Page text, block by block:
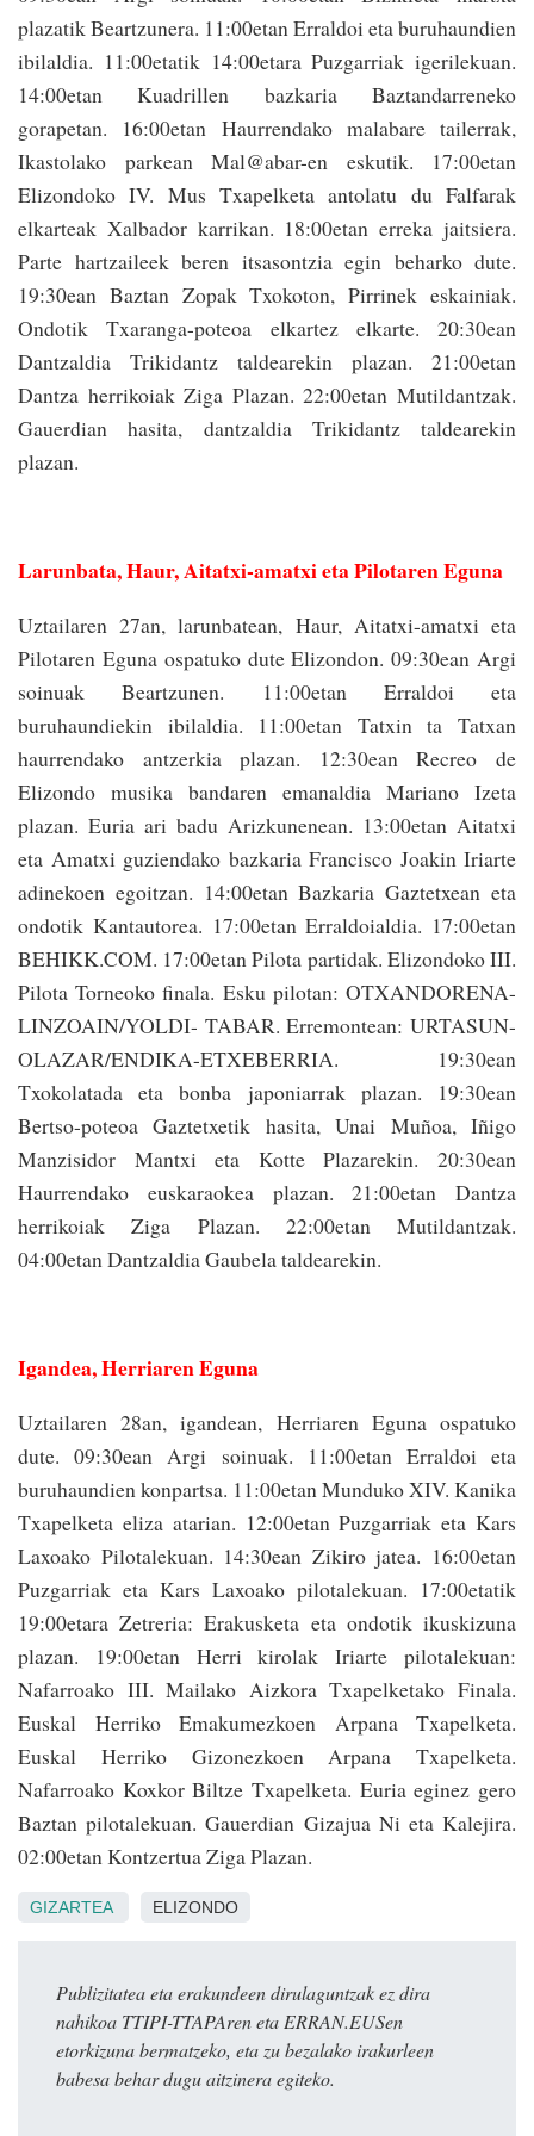
plazatik Beartzunera. 11:00etan Erraldoi eta buruhaundien
ibilaldia. 11:00etatik 14:00etara Puzgarriak igerilekuan.
14:00etan Kuadrillen bazkaria Baztandarreneko
gorapetan. 16:00etan Haurrendako malabare tailerrak,
Ikastolako parkean Mal@abar-en eskutik. 17:00etan
Elizondoko IV. Mus Txapelketa antolatu du Falfarak
elkarteak Xalbador karrikan. 18:00etan erreka jaitsiera.
Parte hartzaileek beren itsasontzia egin beharko dute.
19:30ean Baztan Zopak Txokoton, Pirrinek eskainiak.
Ondotik Txaranga-poteoa elkartez elkarte. 20:30ean
Dantzaldia Trikidantz taldearekin plazan. 21:00etan
Dantza herrikoiak Ziga Plazan. 22:00etan Mutildantzak.
Gauerdian hasita, dantzaldia Trikidantz taldearekin
plazan.
Larunbata, Haur, Aitatxi-amatxi eta Pilotaren Eguna
Uztailaren 27an, larunbatean, Haur, Aitatxi-amatxi eta
Pilotaren Eguna ospatuko dute Elizondon. 09:30ean Argi
soinuak Beartzunen. 11:00etan Erraldoi eta
buruhaundiekin ibilaldia. 11:00etan Tatxin ta Tatxan
haurrendako antzerkia plazan. 12:30ean Recreo de
Elizondo musika bandaren emanaldia Mariano Izeta
plazan. Euria ari badu Arizkunenean. 13:00etan Aitatxi
eta Amatxi guziendako bazkaria Francisco Joakin Iriarte
adinekoen egoitzan. 14:00etan Bazkaria Gaztetxean eta
ondotik Kantautorea. 17:00etan Erraldoialdia. 17:00etan
BEHIKK.COM. 17:00etan Pilota partidak. Elizondoko III.
Pilota Torneoko finala. Esku pilotan: OTXANDORENA-
LINZOAIN/YOLDI- TABAR. Erremontean: URTASUN-
OLAZAR/ENDIKA-ETXEBERRIA. 19:30ean
Txokolatada eta bonba japoniarrak plazan. 19:30ean
Bertso-poteoa Gaztetxetik hasita, Unai Muñoa, Iñigo
Manzisidor Mantxi eta Kotte Plazarekin. 20:30ean
Haurrendako euskaraokea plazan. 21:00etan Dantza
herrikoiak Ziga Plazan. 22:00etan Mutildantzak.
04:00etan Dantzaldia Gaubela taldearekin.
Igandea, Herriaren Eguna
Uztailaren 28an, igandean, Herriaren Eguna ospatuko
dute. 09:30ean Argi soinuak. 11:00etan Erraldoi eta
buruhaundien konpartsa. 11:00etan Munduko XIV. Kanika
Txapelketa eliza atarian. 12:00etan Puzgarriak eta Kars
Laxoako Pilotalekuan. 14:30ean Zikiro jatea. 16:00etan
Puzgarriak eta Kars Laxoako pilotalekuan. 17:00etatik
19:00etara Zetreria: Erakusketa eta ondotik ikuskizuna
plazan. 19:00etan Herri kirolak Iriarte pilotalekuan:
Nafarroako III. Mailako Aizkora Txapelketako Finala.
Euskal Herriko Emakumezkoen Arpana Txapelketa.
Euskal Herriko Gizonezkoen Arpana Txapelketa.
Nafarroako Koxkor Biltze Txapelketa. Euria eginez gero
Baztan pilotalekuan. Gauerdian Gizajua Ni eta Kalejira.
02:00etan Kontzertua Ziga Plazan.
GIZARTEA ELIZONDO
Publizitatea eta erakundeen dirulaguntzak ez dira
nahikoa TTIPI-TTAPAren eta ERRAN.EUSen
etorkizuna bermatzeko, eta zu bezalako irakurleen
babesa behar dugu aitzinera egiteko.